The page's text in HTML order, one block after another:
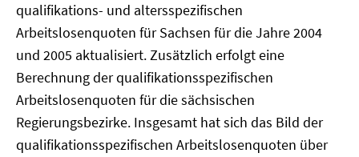
qualifikations- und altersspezifischen
Arbeitslosenquoten für Sachsen für die Jahre 2004
und 2005 aktualisiert. Zusätzlich erfolgt eine
Berechnung der qualifikationsspezifischen
Arbeitslosenquoten für die sächsischen
Regierungsbezirke. Insgesamt hat sich das Bild der
qualifikationsspezifischen Arbeitslosenquoten über